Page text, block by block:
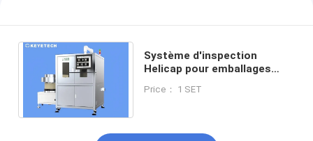
Système d'inspection
Helicap pour emballages
contrôle qualité
Price： 1 SET